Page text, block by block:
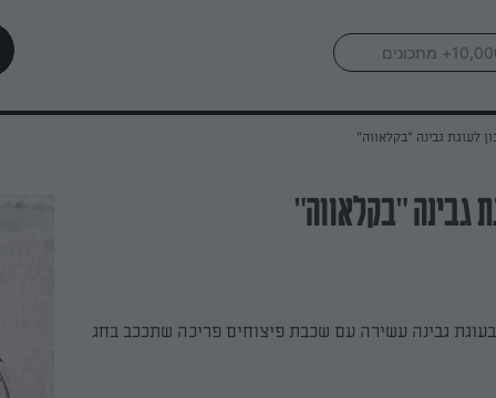
לעוגת גבינה "בקלאווה"
גבינה "בקלאווה"
גבינה עשירה עם שכבת פיצוחים פריכה שתככב בחג